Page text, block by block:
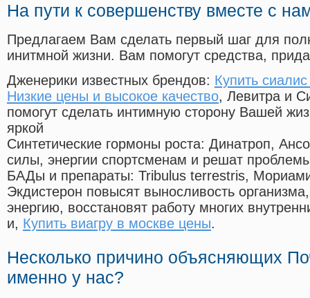
На пути к совершенству вместе с
Предлагаем Вам сделать первый шаг для
инитмной жизни. Вам помогут средства,
Дженерики известных брендов: Купить
Низкие цены и высокое качество, Левитра и
помогут сделать интимную сторону Вашей
яркой
Синтетические гормоны роста: Динатроп,
силы, энергии спортсменам и решат
БАДы и препараты: Tribulus terrestris,
Экдистерон повысят выносливость
энергию, восстановят работу многих
и, Купить виагру в москве цены.
Несколько причино объясняющих
именно у нас?